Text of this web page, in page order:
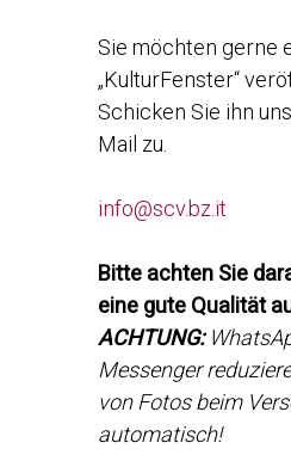
Sie möchten gerne
„KulturFenster“
Schicken Sie ihn
Mail zu.
info@scv.bz.it
Bitte achten Sie
eine gute Qualität
ACHTUNG:
Messenger
von Fotos beim
automatisch!